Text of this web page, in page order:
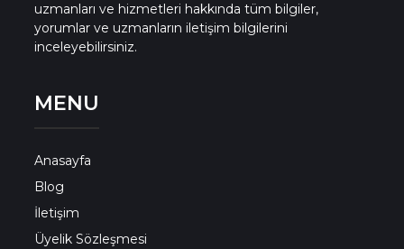
uzmanları ve hizmetleri hakkında tüm bilgiler,
yorumlar ve uzmanların iletişim bilgilerini
inceleyebilirsiniz.
MENU
Anasayfa
Blog
İletişim
Üyelik Sözleşmesi